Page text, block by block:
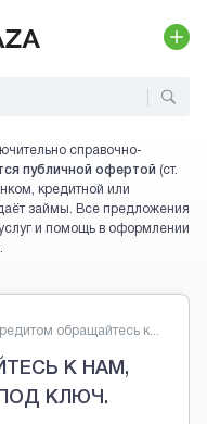
справочно-
публичной офертой (ст.
кредитной или
займы. Все предложения
и помощь в оформлении
обращайтесь к...
К НАМ,
КЛЮЧ.